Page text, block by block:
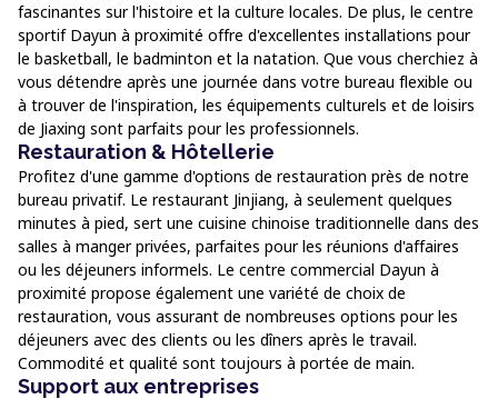
fascinantes sur l'histoire et la culture locales. De plus, le centre
sportif Dayun à proximité offre d'excellentes installations pour
le basketball, le badminton et la natation. Que vous cherchiez à
vous détendre après une journée dans votre bureau flexible ou
à trouver de l'inspiration, les équipements culturels et de loisirs
de Jiaxing sont parfaits pour les professionnels.
Restauration & Hôtellerie
Profitez d'une gamme d'options de restauration près de notre
bureau privatif. Le restaurant Jinjiang, à seulement quelques
minutes à pied, sert une cuisine chinoise traditionnelle dans des
salles à manger privées, parfaites pour les réunions d'affaires
ou les déjeuners informels. Le centre commercial Dayun à
proximité propose également une variété de choix de
restauration, vous assurant de nombreuses options pour les
déjeuners avec des clients ou les dîners après le travail.
Commodité et qualité sont toujours à portée de main.
Support aux entreprises